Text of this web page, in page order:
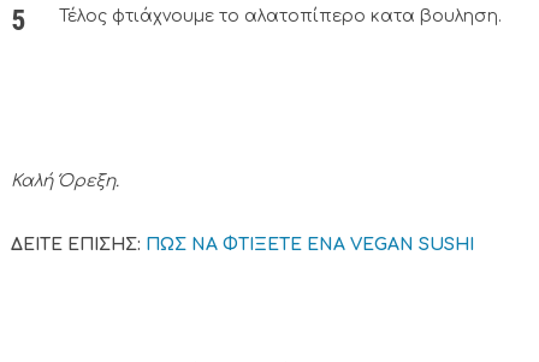
Τέλος φτιάχνουμε το αλατοπίπερο κατα βουληση.
Καλή Όρεξη.
ΔΕΙΤΕ ΕΠΙΣΗΣ: ΠΩΣ ΝΑ ΦΤΙΞΕΤΕ ENA VEGAN SUSHI